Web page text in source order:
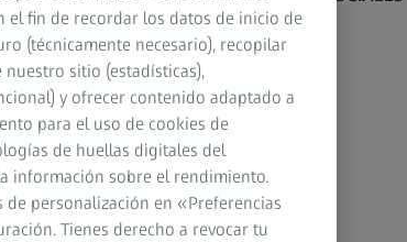
Facebook
Instagram
LinkedIn
el fin de recordar los datos de inicio de
(técnicamente necesario), recopilar
sitio (estadísticas),
y ofrecer contenido adaptado a
para el uso de cookies de
de huellas digitales del
información sobre el rendimiento.
personalización en «Preferencias
Tienes derecho a revocar tu